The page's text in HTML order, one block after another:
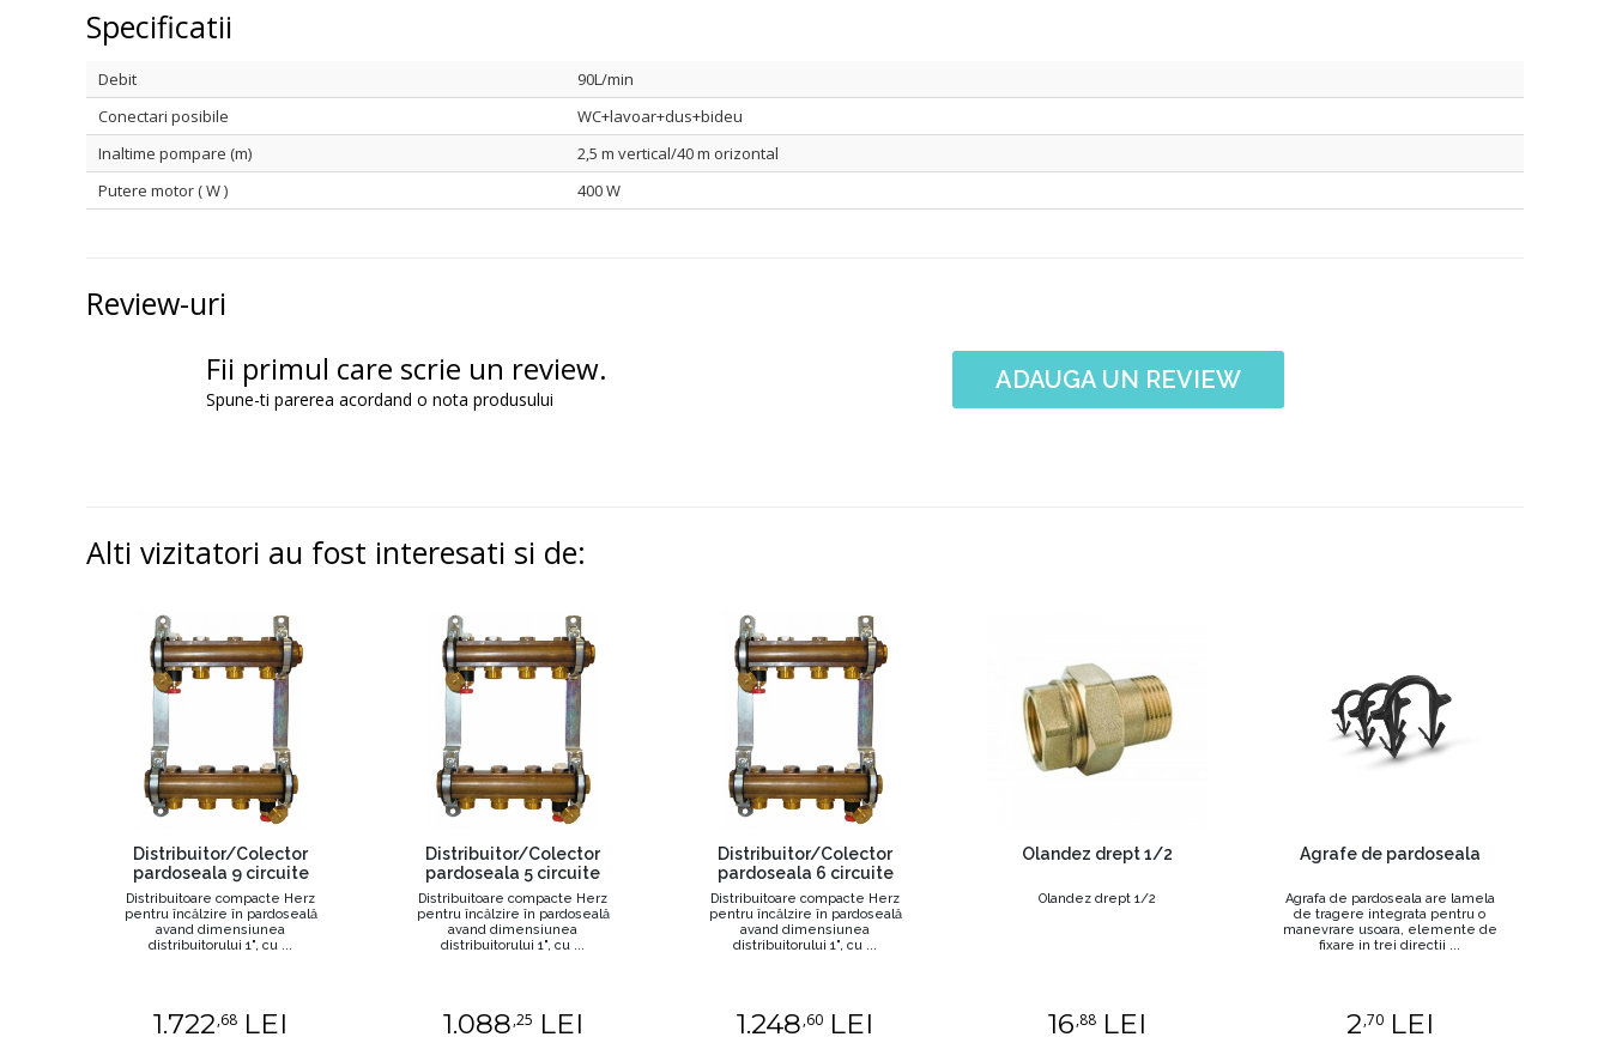
Specificatii
Debit
90L/min
Conectari posibile
WC+lavoar+dus+bideu
Inaltime pompare (m)
2,5 m vertical/40 m orizontal
Putere motor ( W )
400 W
Review-uri
Fii primul care scrie un review.
Spune-ti parerea acordand o nota produsului
ADAUGA UN REVIEW
Alti vizitatori au fost interesati si de:
Distribuitor/Colector
pardoseala 9 circuite
Distribuitoare compacte Herz
pentru încălzire în pardoseală
avand dimensiunea
distribuitorului 1", cu ...
1.722,68LEI
Distribuitor/Colector
pardoseala 5 circuite
Distribuitoare compacte Herz
pentru încălzire în pardoseală
avand dimensiunea
distribuitorului 1", cu ...
1.088,25LEI
Distribuitor/Colector
pardoseala 6 circuite
Distribuitoare compacte Herz
pentru încălzire în pardoseală
avand dimensiunea
distribuitorului 1", cu ...
1.248,60LEI
Olandez drept 1/2
Olandez drept 1/2
16,88LEI
Agrafe de pardoseala
Agrafa de pardoseala are lamela
de tragere integrata pentru o
manevrare usoara, elemente de
fixare in trei directii ...
2,70LEI